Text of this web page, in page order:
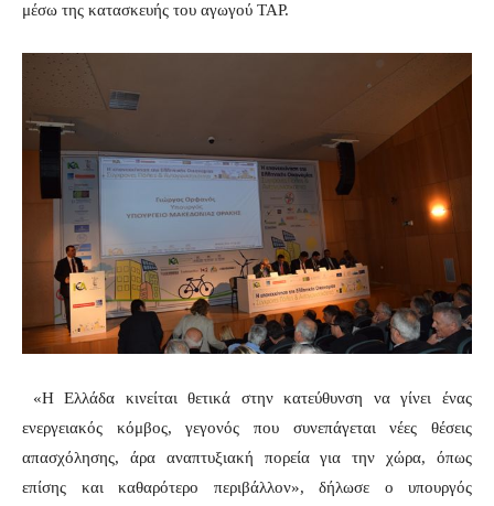
μέσω της κατασκευής του αγωγού ΤΑΡ.
«Η Ελλάδα κινείται θετικά στην κατεύθυνση να γίνει ένας
ενεργειακός κόμβος, γεγονός που συνεπάγεται νέες θέσεις
απασχόλησης, άρα αναπτυξιακή πορεία για την χώρα, όπως
επίσης και καθαρότερο περιβάλλον», δήλωσε ο υπουργός